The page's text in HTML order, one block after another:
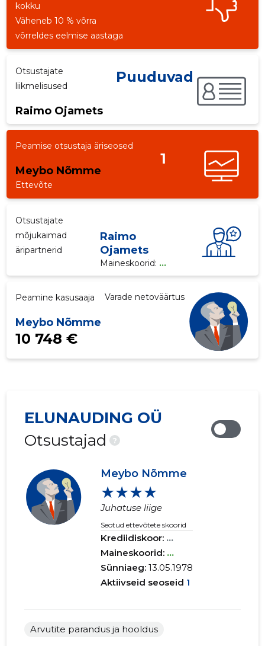
kokku
Väheneb 10 % võrra
võrreldes eelmise aastaga
Otsustajate
liikmelisused
Raimo Ojamets
Puuduvad
Peamise otsustaja äriseosed
Meybo Nõmme
1
Ettevõte
Otsustajate
mõjukaimad
äripartnerid
Raimo
Ojamets
Maineskoorid: ...
Peamine kasusaaja
Meybo Nõmme
Varade netoväärtus
10 748 €
ELUNAUDING OÜ
Otsustajad
?
Meybo Nõmme
★★★★
Juhatuse liige
Seotud ettevõtete skoorid
Krediidiskoor: ...
Maineskoorid: ...
Sünniaeg:13.05.1978
Aktiivseid seoseid 1
Arvutite parandus ja hooldus